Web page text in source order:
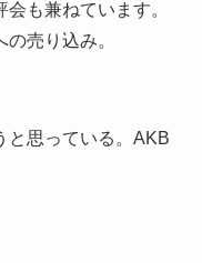
も兼ねています。
売り込み。
と思っている。AKB